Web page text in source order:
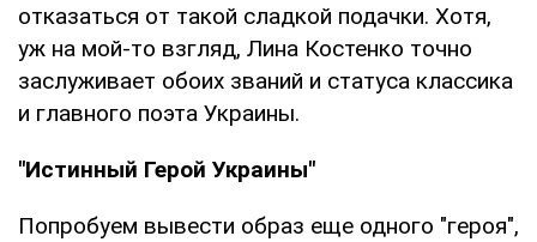
отказаться от такой сладкой подачки. Хотя,
уж на мой-то взгляд, Лина Костенко точно
заслуживает обоих званий и статуса классика
и главного поэта Украины.
"Истинный Герой Украины"
Попробуем вывести образ еще одного "героя",